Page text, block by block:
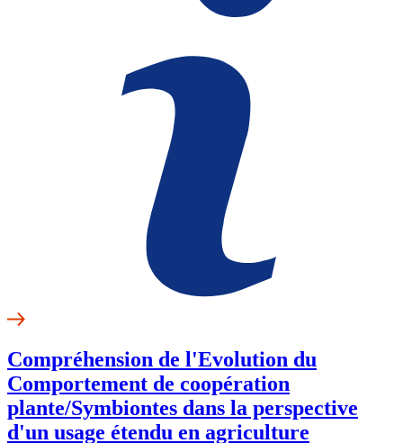
Compréhension de l'Evolution du
Comportement de coopération
plante/Symbiontes dans la perspective
d'un usage étendu en agriculture